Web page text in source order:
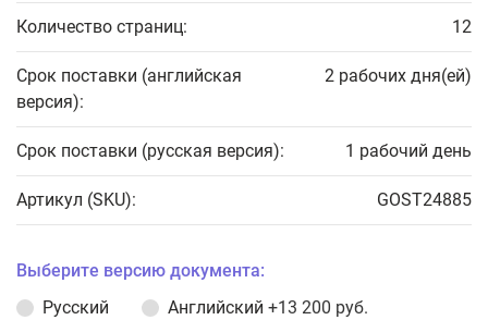
Количество страниц: 12
Срок поставки (английская
версия):
2 рабочих дня(ей)
Срок поставки (русская версия): 1 рабочий день
Артикул (SKU): GOST24885
Выберите версию документа:
Русский
Английский +13 200 руб.